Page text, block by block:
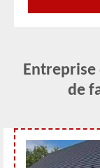
Entreprise
de